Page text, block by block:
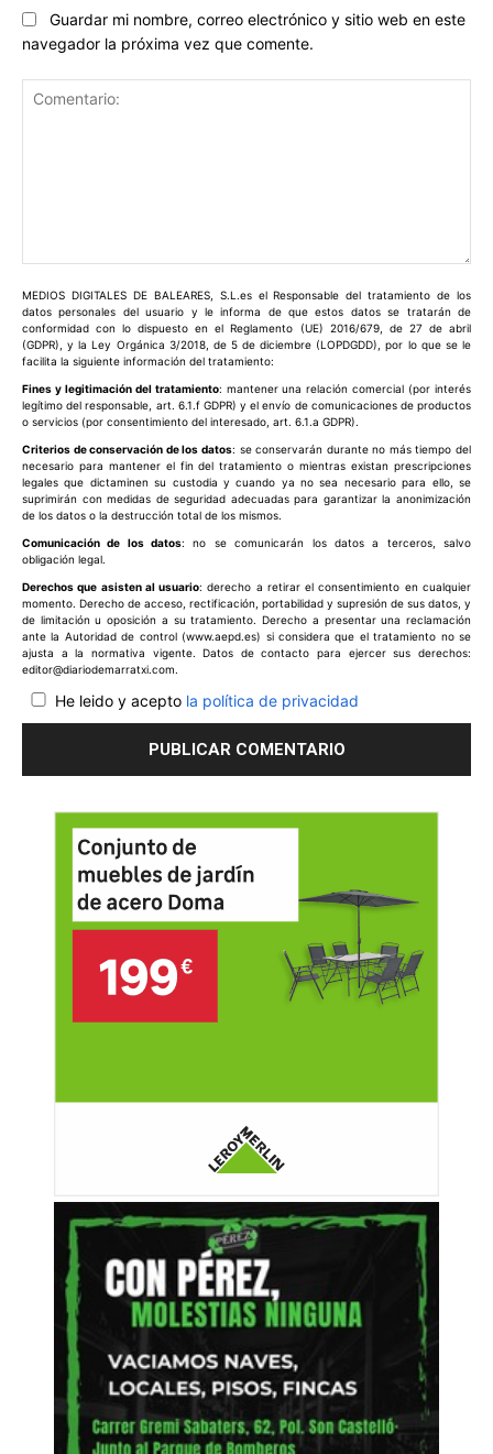
Guardar mi nombre, correo electrónico y sitio web en este
navegador la próxima vez que comente.
MEDIOS DIGITALES DE BALEARES, S.L.es el Responsable del tratamiento de los
datos personales del usuario y le informa de que estos datos se tratarán de
conformidad con lo dispuesto en el Reglamento (UE) 2016/679, de 27 de abril
(GDPR), y la Ley Orgánica 3/2018, de 5 de diciembre (LOPDGDD), por lo que se le
facilita la siguiente información del tratamiento:
Fines y legitimación del tratamiento: mantener una relación comercial (por interés
legítimo del responsable, art. 6.1.f GDPR) y el envío de comunicaciones de productos
o servicios (por consentimiento del interesado, art. 6.1.a GDPR).
Criterios de conservación de los datos: se conservarán durante no más tiempo del
necesario para mantener el fin del tratamiento o mientras existan prescripciones
legales que dictaminen su custodia y cuando ya no sea necesario para ello, se
suprimirán con medidas de seguridad adecuadas para garantizar la anonimización
de los datos o la destrucción total de los mismos.
Comunicación de los datos: no se comunicarán los datos a terceros, salvo
obligación legal.
Derechos que asisten al usuario: derecho a retirar el consentimiento en cualquier
momento. Derecho de acceso, rectificación, portabilidad y supresión de sus datos, y
de limitación u oposición a su tratamiento. Derecho a presentar una reclamación
ante la Autoridad de control (www.aepd.es) si considera que el tratamiento no se
ajusta a la normativa vigente. Datos de contacto para ejercer sus derechos:
editor@diariodemarratxi.com.
He leido y acepto la política de privacidad